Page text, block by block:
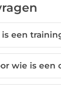
is een
wie is een